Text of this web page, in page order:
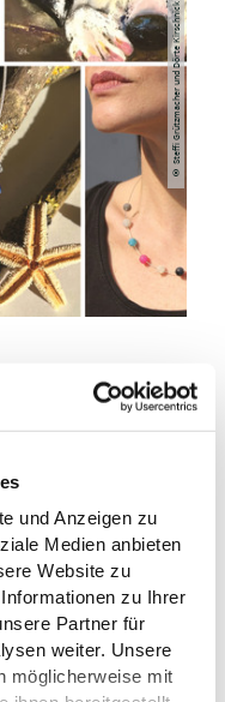
und Anzeigen zu
Medien anbieten
Website zu
zu Ihrer
Partner für
weiter. Unsere
möglicherweise mit
© Steffi Grützmacher und Dörte Kirschnick